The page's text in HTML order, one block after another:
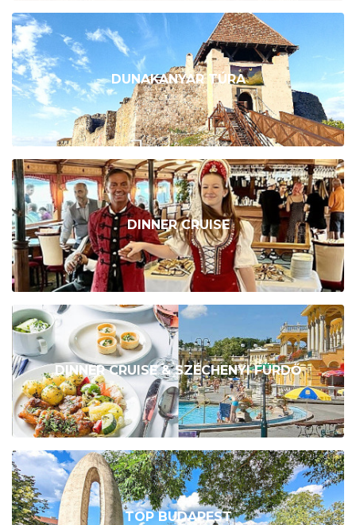
DUNAKANYAR TÚRA
DINNER CRUISE
DINNER CRUISE & SZÉCHENYI FÜRDŐ
TOP BUDAPEST